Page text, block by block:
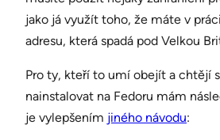
jako já využít toho, že máte v
adresu, která spadá pod Velkou
Pro ty, kteří to umí obejít a chtějí
nainstalovat na Fedoru mám
je vylepšením jiného návodu: